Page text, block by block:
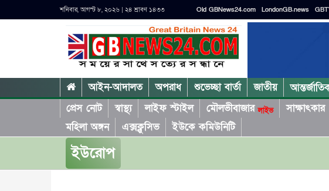
শনিবার, আগস্ট ৮, ২০২৬ | ২৪ শ্রাবণ ১৪৩৩ Old GBNews24.com LondonGB.news
আইন-আদালত অপরাধ শুভেচ্ছা বার্তা জাতীয়
প্রেস নোট
স্বাস্থ্য লাইফ স্টাইল মৌলভীবাজারলাইভ সাক্ষাৎকার
মহিলা অঙ্গন
এক্সক্লুসিভ ইউকে কমিউনিটি
ইউরোপ